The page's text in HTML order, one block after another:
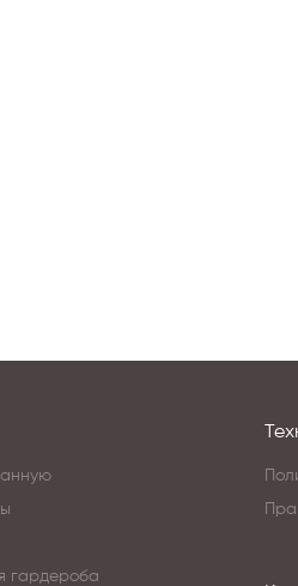
гардероба